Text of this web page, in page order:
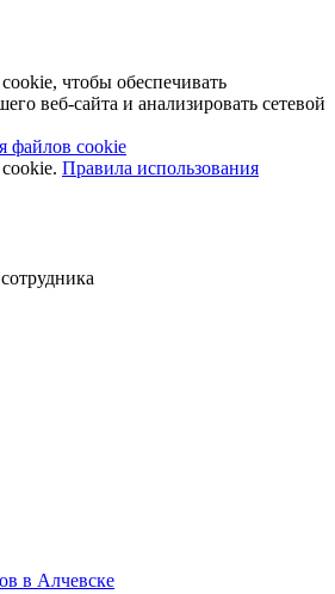
чтобы обеспечивать
веб-сайта и анализировать сетевой
файлов cookie
Правила использования
в Алчевске